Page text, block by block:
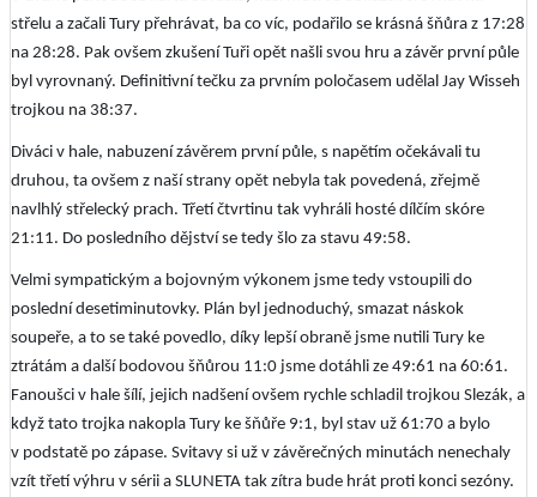
střelu a začali Tury přehrávat, ba co víc, podařilo se krásná šňůra z 17:28
na 28:28. Pak ovšem zkušení Tuři opět našli svou hru a závěr první půle
byl vyrovnaný. Definitivní tečku za prvním poločasem udělal Jay Wisseh
trojkou na 38:37.
Diváci v hale, nabuzení závěrem první půle, s napětím očekávali tu
druhou, ta ovšem z naší strany opět nebyla tak povedená, zřejmě
navlhlý střelecký prach. Třetí čtvrtinu tak vyhráli hosté dílčím skóre
21:11. Do posledního dějství se tedy šlo za stavu 49:58.
Velmi sympatickým a bojovným výkonem jsme tedy vstoupili do
poslední desetiminutovky. Plán byl jednoduchý, smazat náskok
soupeře, a to se také povedlo, díky lepší obraně jsme nutili Tury ke
ztrátám a další bodovou šňůrou 11:0 jsme dotáhli ze 49:61 na 60:61.
Fanoušci v hale šílí, jejich nadšení ovšem rychle schladil trojkou Slezák, a
když tato trojka nakopla Tury ke šňůře 9:1, byl stav už 61:70 a bylo
v podstatě po zápase. Svitavy si už v závěrečných minutách nenechaly
vzít třetí výhru v sérii a SLUNETA tak zítra bude hrát proti konci sezóny.